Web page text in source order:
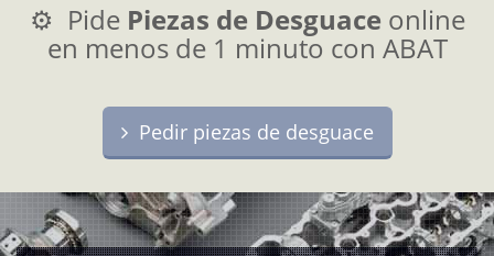
⚙️ Pide Piezas de Desguace online
en menos de 1 minuto con ABAT
Pedir piezas de desguace